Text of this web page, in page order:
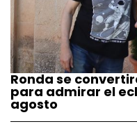
Ronda se
para admirar el
agosto